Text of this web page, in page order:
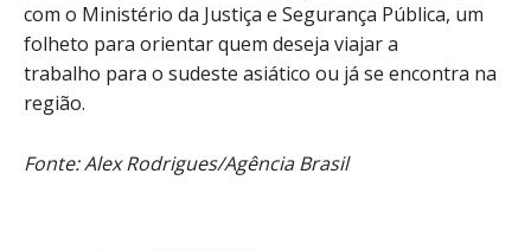
com o Ministério da Justiça e Segurança Pública, um
folheto para orientar quem deseja viajar a
trabalho para o sudeste asiático ou já se encontra na
região.
Fonte: Alex Rodrigues/Agência Brasil